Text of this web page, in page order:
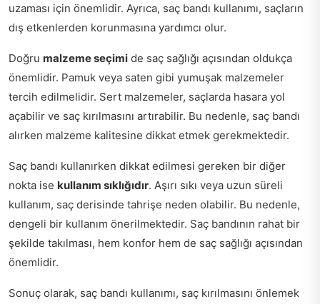
uzaması için önemlidir. Ayrıca, saç bandı kullanımı, saçların
dış etkenlerden korunmasına yardımcı olur.
Doğru malzeme seçimi de saç sağlığı açısından oldukça
önemlidir. Pamuk veya saten gibi yumuşak malzemeler
tercih edilmelidir. Sert malzemeler, saçlarda hasara yol
açabilir ve saç kırılmasını artırabilir. Bu nedenle, saç bandı
alırken malzeme kalitesine dikkat etmek gerekmektedir.
Saç bandı kullanırken dikkat edilmesi gereken bir diğer
nokta ise kullanım sıklığıdır. Aşırı sıkı veya uzun süreli
kullanım, saç derisinde tahrişe neden olabilir. Bu nedenle,
dengeli bir kullanım önerilmektedir. Saç bandının rahat bir
şekilde takılması, hem konfor hem de saç sağlığı açısından
önemlidir.
Sonuç olarak, saç bandı kullanımı, saç kırılmasını önlemek